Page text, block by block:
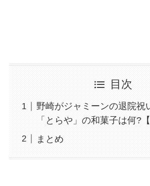
目次
野崎がジャミーンの退院祝
「とらや」の和菓子は何?
まとめ